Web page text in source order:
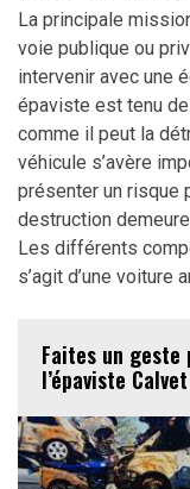
La principale
voie publique ou
intervenir avec une
épaviste est tenu
comme il peut la
véhicule s’avère
présenter un risque
destruction
Les différents
s’agit d’une voiture
Faites un geste
l’épaviste